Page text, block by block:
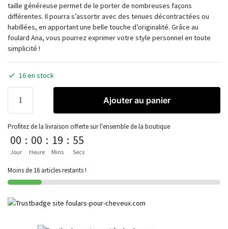
taille généreuse permet de le porter de nombreuses façons
différentes. Il pourra s’assortir avec des tenues décontractées ou
habillées, en apportant une belle touche d’originalité. Grâce au
foulard Ana, vous pourrez exprimer votre style personnel en toute
simplicité !
16 en stock
Ajouter au panier
Profitez de la livraison offerte sur l'ensemble de la boutique
00
Jour
: 00
Heure
: 19
Mins
: 55
Secs
Moins de 16 articles restants !